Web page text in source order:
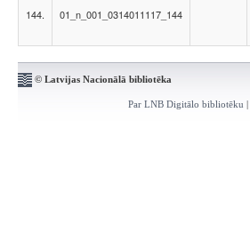
144. 01_n_001_0314011117_144
© Latvijas Nacionālā bibliotēka
Par LNB Digitālo bibliotēku |